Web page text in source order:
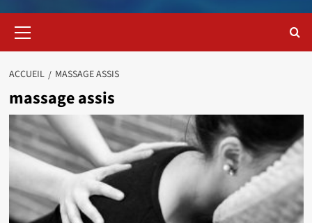
principal
ACCUEIL MASSAGE ASSIS
massage assis